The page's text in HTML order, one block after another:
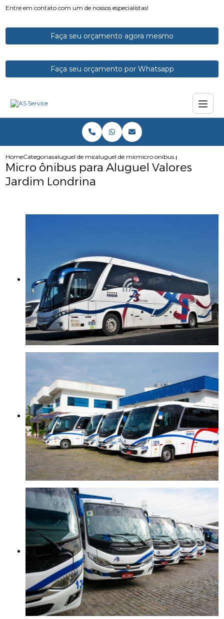
Entre em contato com um de nossos especialistas!
Faça seu orçamento agora mesmo
Faça seu orçamento por Whatsapp
HomeCategoriasaluguel de micro onibusaluguel de micro onibus para excursao
micro onibus para aluguel
Micro ônibus para Aluguel Valores
Jardim Londrina